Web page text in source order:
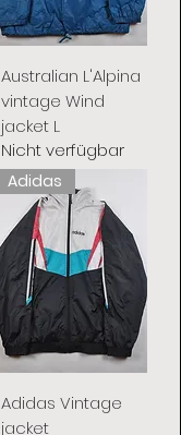
Australian L'Alpina
vintage Wind
jacket L
Nicht verfügbar
Adidas
Adidas Vintage
jacket